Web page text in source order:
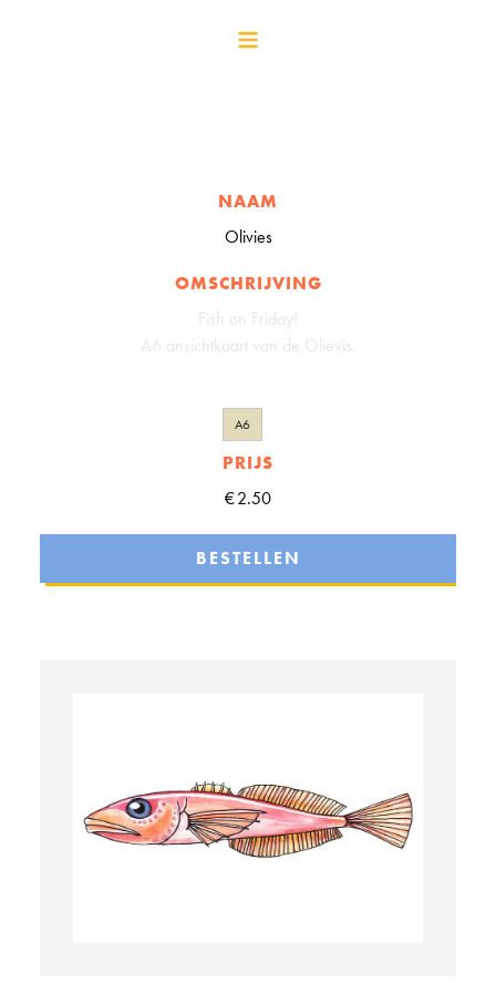
NAAM
Olivies
OMSCHRIJVING
Fish on Friday!
A6 ansichtkaart van de Olievis.
A6
PRIJS
€2.50
BESTELLEN